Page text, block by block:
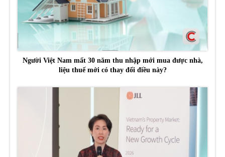
Người Việt Nam mất 30 năm thu nhập mới mua được nhà,
liệu thuế mới có thay đổi điều này?